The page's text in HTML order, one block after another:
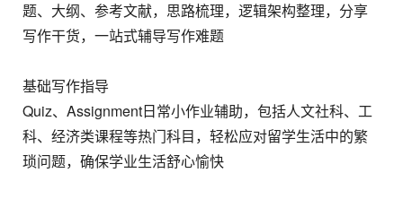
题、大纲、参考文献，思路梳理，逻辑架构整理，分享
写作干货，一站式辅导写作难题
基础写作指导
Quiz、Assignment日常小作业辅助，包括人文社科、工
科、经济类课程等热门科目，轻松应对留学生活中的繁
琐问题，确保学业生活舒心愉快